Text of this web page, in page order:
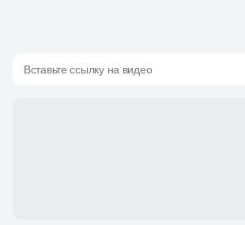
Вставьте ссылку на видео